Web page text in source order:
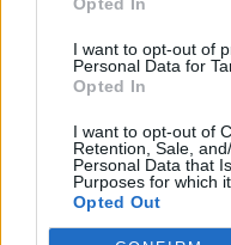
I want to opt-out of
Personal Data for
Opted In
I want to opt-out of
Retention, Sale,
Personal Data that
Purposes for which
Opted Out